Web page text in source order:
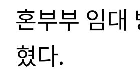
혼부부 임대
혔다.